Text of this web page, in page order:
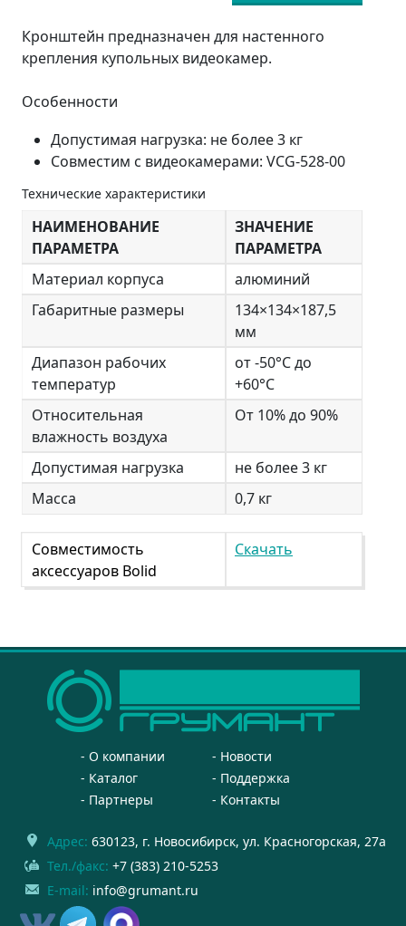
Кронштейн предназначен для настенного
крепления купольных видеокамер.
Особенности
Допустимая нагрузка: не более 3 кг
Совместим с видеокамерами: VCG-528-00
Технические характеристики
НАИМЕНОВАНИЕ
ПАРАМЕТРА
ЗНАЧЕНИЕ
ПАРАМЕТРА
Материал корпуса
алюминий
Габаритные размеры
134×134×187,5
мм
Диапазон рабочих
температур
от -50°C до
+60°C
Относительная
влажность воздуха
От 10% до 90%
Допустимая нагрузка
не более 3 кг
Масса
0,7 кг
Совместимость
аксессуаров Bolid
Скачать
О компании
Новости
Каталог
Поддержка
Партнеры
Контакты
Адрес: 630123, г. Новосибирск, ул. Красногорская, 27а
Тел./факс: +7 (383) 210-5253
E-mail: info@grumant.ru